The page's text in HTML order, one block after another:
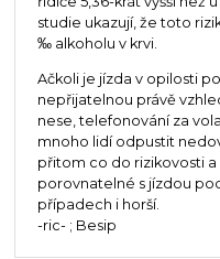
studie ukazují, že toto
‰ alkoholu v krvi.
Ačkoli je jízda v opilosti
nepřijatelnou právě
nese, telefonování za
mnoho lidí odpustit
přitom co do rizikovosti
porovnatelné s jízdou
případech i horší.
-ric- ; Besip